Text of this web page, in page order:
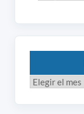
Publicados